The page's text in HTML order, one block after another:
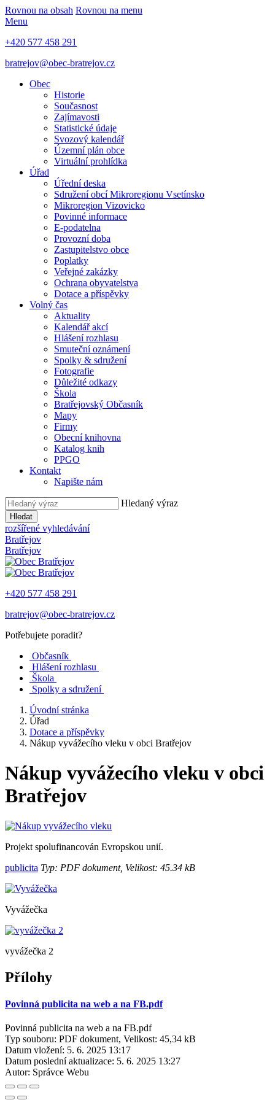
Rovnou na obsah Rovnou na menu
Menu
+420 577 458 291
bratrejov@obec-bratrejov.cz
Obec
Historie
Současnost
Zajímavosti
Statistické údaje
Svozový kalendář
Územní plán obce
Virtuální prohlídka
Úřad
Úřední deska
Sdružení obcí Mikroregionu Vsetínsko
Mikroregion Vizovicko
Povinné informace
E-podatelna
Provozní doba
Zastupitelstvo obce
Poplatky
Veřejné zakázky
Ochrana obyvatelstva
Dotace a příspěvky
Volný čas
Aktuality
Kalendář akcí
Hlášení rozhlasu
Smuteční oznámení
Spolky & sdružení
Fotografie
Důležité odkazy
Škola
Bratřejovský Občasník
Mapy
Firmy
Obecní knihovna
Katalog knih
PPGO
Kontakt
Napište nám
Hledaný výraz
Hledat
rozšířené vyhledávání
Bratřejov
Bratřejov
+420 577 458 291
bratrejov@obec-bratrejov.cz
Potřebujete poradit?
Občasník
Hlášení rozhlasu
Škola
Spolky a sdružení
Úvodní stránka
Úřad
Dotace a příspěvky
Nákup vyvážecího vleku v obci Bratřejov
Nákup vyvážecího vleku v obci
Bratřejov
Projekt spolufinancován Evropskou unií.
publicita Typ: PDF dokument, Velikost: 45.34 kB
Vyvážečka
vyvážečka 2
Přílohy
Povinná publicita na web a na FB.pdf
Povinná publicita na web a na FB.pdf
Typ souboru: PDF dokument, Velikost: 45,34 kB
Datum vložení: 5. 6. 2025 13:17
Datum poslední aktualizace: 5. 6. 2025 13:27
Autor: Správce Webu